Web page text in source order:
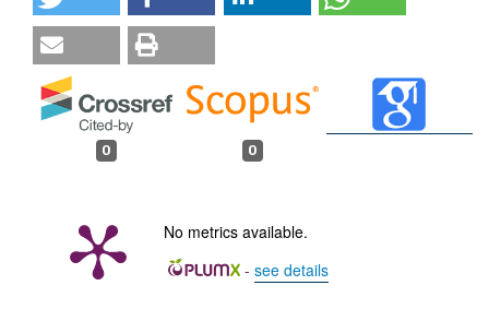
0 0
No metrics available.
- see details